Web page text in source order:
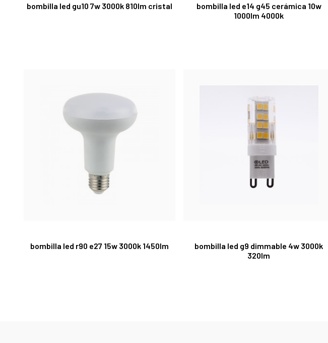
bombilla led gu10 7w 3000k 810lm cristal
bombilla led e14 g45 cerámica 10w
1000lm 4000k
bombilla led r90 e27 15w 3000k 1450lm
bombilla led g9 dimmable 4w 3000k
320lm